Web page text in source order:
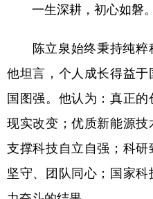
一生深耕，初心如磐。
陈立泉始终秉持纯粹
他坦言，个人成长得益
国图强。他认为：真正
现实改变；优质新能源
支撑科技自立自强；科
坚守、团队同心；国家